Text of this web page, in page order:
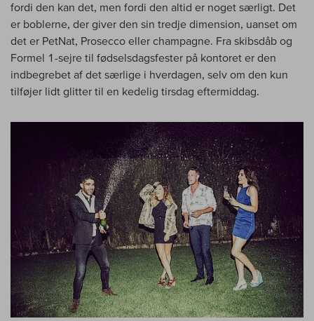
fordi den kan det, men fordi den altid er noget særligt. Det
er boblerne, der giver den sin tredje dimension, uanset om
det er PetNat, Prosecco eller champagne. Fra skibsdåb og
Formel 1-sejre til fødselsdagsfester på kontoret er den
indbegrebet af det særlige i hverdagen, selv om den kun
tilføjer lidt glitter til en kedelig tirsdag eftermiddag.